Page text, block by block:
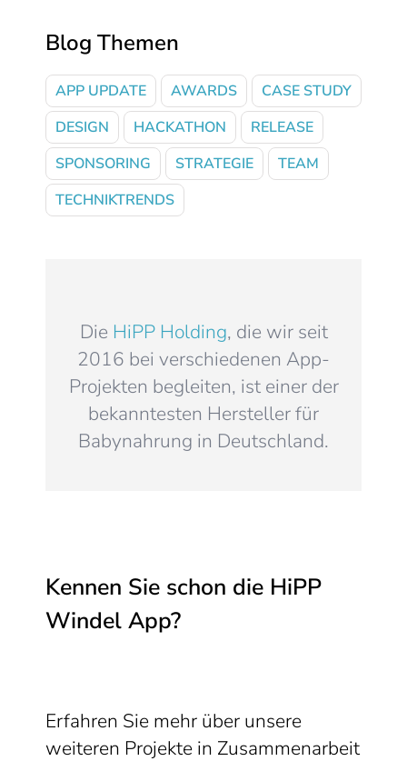
Blog Themen
APP UPDATE AWARDS
CASE STUDY
DESIGN
HACKATHON
RELEASE
SPONSORING
STRATEGIE
TEAM
TECHNIKTRENDS
Die HiPP Holding, die wir seit
2016 bei verschiedenen App-
Projekten begleiten, ist einer der
bekanntesten Hersteller für
Babynahrung in Deutschland.
Kennen Sie schon die HiPP
Windel App?
Erfahren Sie mehr über unsere
weiteren Projekte in Zusammenarbeit